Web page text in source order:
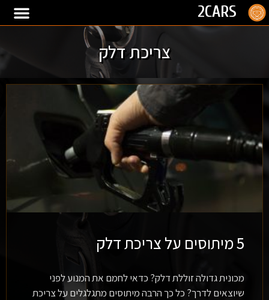
2CARS
צריכת דלק
5 מיתוסים על צריכת דלק
מכונית גדולה זוללת דלק? כדאי לחמם את המנוע לפני
שיוצאים לדרך? כל כך הרבה מיתוסים מתגלגלים על צריכת